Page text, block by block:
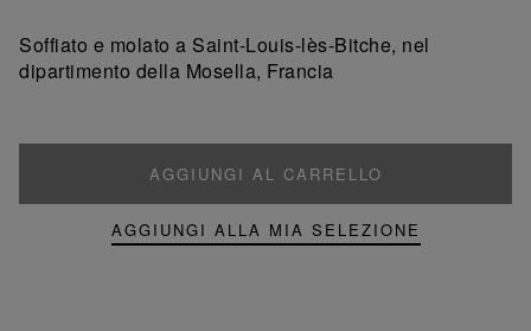
Soffiato e molato a Saint-Louis-lès-Bitche, nel
dipartimento della Mosella, Francia
AGGIUNGI AL CARRELLO
AGGIUNGI ALLA MIA SELEZIONE